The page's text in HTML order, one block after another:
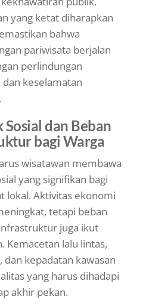
yang ketat diharapkan
bahwa
pariwisata berjalan
perlindungan
dan keselamatan
Sosial dan Beban
bagi Warga
wisatawan membawa
yang signifikan bagi
lokal. Aktivitas ekonomi
tetapi beban
juga ikut
Kemacetan lalu lintas,
dan kepadatan kawasan
yang harus dihadapi
akhir pekan.